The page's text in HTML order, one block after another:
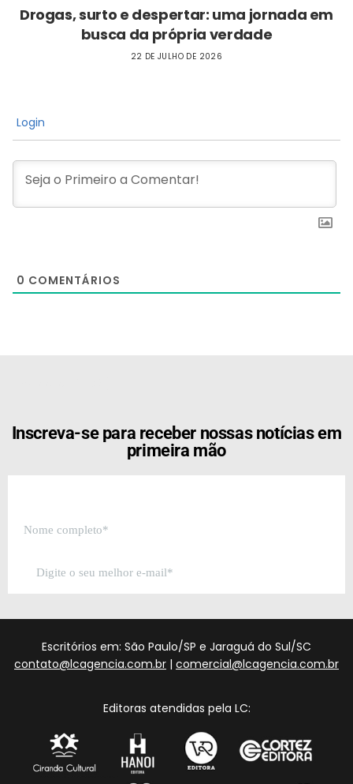
Drogas, surto e despertar: uma jornada em
busca da própria verdade
22 DE JULHO DE 2026
Login
0 COMENTÁRIOS
Inscreva-se para receber nossas notícias em
primeira mão
Escritórios em: São Paulo/SP e Jaraguá do Sul/SC
contato@lcagencia.com.br | comercial@lcagencia.com.br
Editoras atendidas pela LC: